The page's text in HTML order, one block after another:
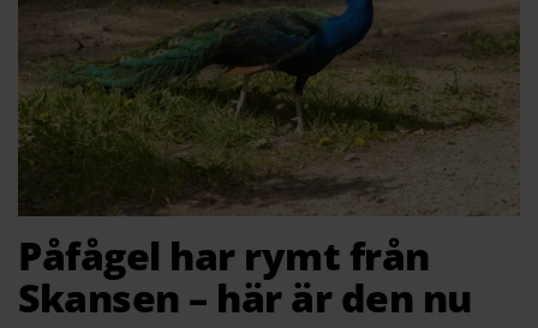
Påfågel har rymt från
Skansen – här är den nu